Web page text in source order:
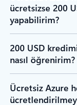
ücretsizse 200
yapabilirim?
200 USD
nasıl öğrenirim?
Ücretsiz Azure